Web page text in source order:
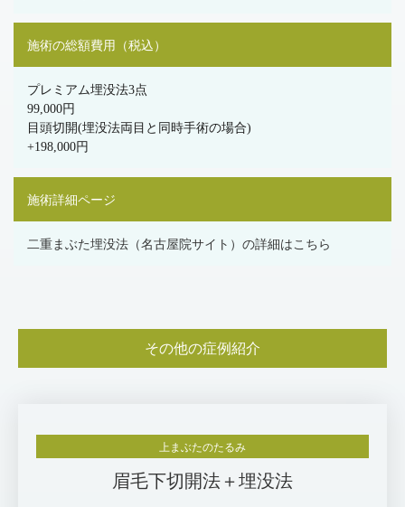
施術の総額費用（税込）
プレミアム埋没法3点
99,000円
目頭切開(埋没法両目と同時手術の場合)
+198,000円
施術詳細ページ
二重まぶた埋没法（名古屋院サイト）の詳細はこちら
その他の症例紹介
上まぶたのたるみ
眉毛下切開法＋埋没法